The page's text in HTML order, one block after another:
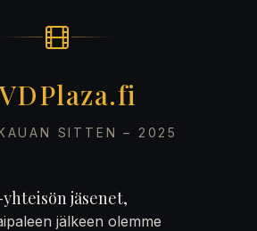
SITTEN – 2025
jäsenet,
jälkeen olemme